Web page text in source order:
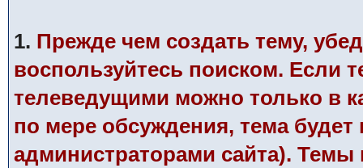
1. Прежде чем создать тему,
воспользуйтесь поиском. Если
телеведущими можно только в
по мере обсуждения, тема
администраторами сайта). Темы